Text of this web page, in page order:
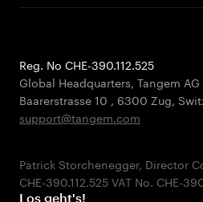
Reg. No CHE-390.112.525
Global Headquarters, Tangem AG
Baarerstrasse 10 , 6300 Zug,
support@tangem.com
Patrick Storchenegger, Director
Los geht's!